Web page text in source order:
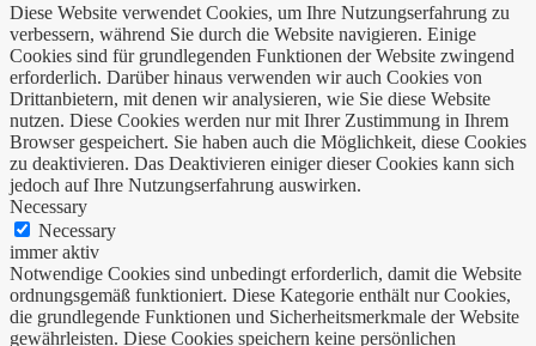
Diese Website verwendet Cookies, um Ihre Nutzungserfahrung zu
verbessern, während Sie durch die Website navigieren. Einige
Cookies sind für grundlegenden Funktionen der Website zwingend
erforderlich. Darüber hinaus verwenden wir auch Cookies von
Drittanbietern, mit denen wir analysieren, wie Sie diese Website
nutzen. Diese Cookies werden nur mit Ihrer Zustimmung in Ihrem
Browser gespeichert. Sie haben auch die Möglichkeit, diese Cookies
zu deaktivieren. Das Deaktivieren einiger dieser Cookies kann sich
jedoch auf Ihre Nutzungserfahrung auswirken.
Necessary
Necessary
immer aktiv
Notwendige Cookies sind unbedingt erforderlich, damit die Website
ordnungsgemäß funktioniert. Diese Kategorie enthält nur Cookies,
die grundlegende Funktionen und Sicherheitsmerkmale der Website
gewährleisten. Diese Cookies speichern keine persönlichen